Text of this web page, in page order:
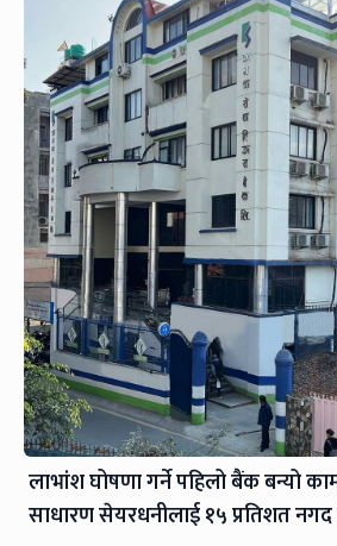
लाभांश घोषणा गर्ने पहिलो बैंक बन्यो
साधारण सेयरधनीलाई १५ प्रतिशत नगद